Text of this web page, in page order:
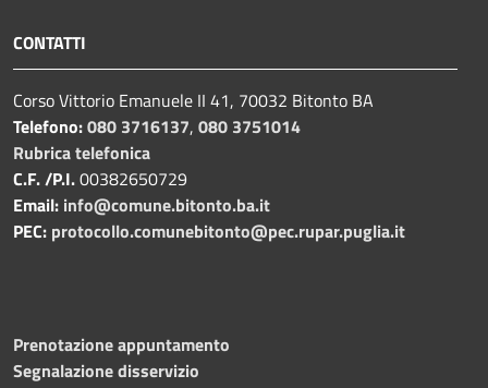
CONTATTI
Corso Vittorio Emanuele II 41, 70032 Bitonto BA
Telefono:080 3716137, 080 3751014
Rubrica telefonica
C.F. /P.I.00382650729
Email: info@comune.bitonto.ba.it
PEC: protocollo.comunebitonto@pec.rupar.puglia.it
Prenotazione appuntamento
Segnalazione disservizio